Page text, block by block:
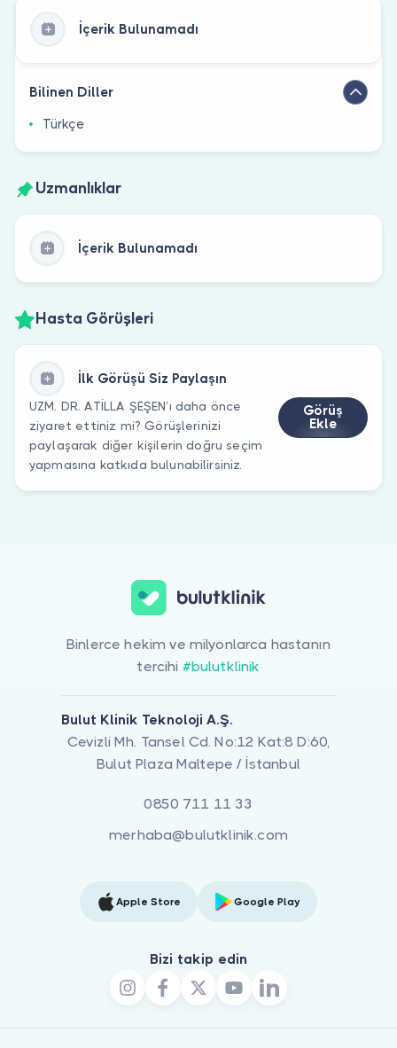
İçerik Bulunamadı
Bilinen Diller
Türkçe
Uzmanlıklar
İçerik Bulunamadı
Hasta Görüşleri
İlk Görüşü Siz Paylaşın
UZM. DR. ATİLLA ŞEŞEN’ı daha önce
ziyaret ettiniz mi? Görüşlerinizi
paylaşarak diğer kişilerin doğru seçim
yapmasına katkıda bulunabilirsiniz.
Görüş
Ekle
Binlerce hekim ve milyonlarca hastanın
tercihi #bulutklinik
Bulut Klinik Teknoloji A.Ş.
Cevizli Mh. Tansel Cd. No:12 Kat:8 D:60,
Bulut Plaza Maltepe / İstanbul
0850 711 11 33
merhaba@bulutklinik.com
Apple Store Google Play
Bizi takip edin